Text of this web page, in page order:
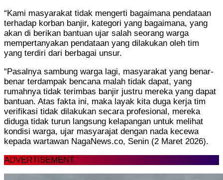
“Kami masyarakat tidak mengerti bagaimana pendataan
terhadap korban banjir, kategori yang bagaimana, yang
akan di berikan bantuan ujar salah seorang warga
mempertanyakan pendataan yang dilakukan oleh tim
yang terdiri dari berbagai unsur.
“Pasalnya sambung warga lagi, masyarakat yang benar-
benar terdampak bencana malah tidak dapat, yang
rumahnya tidak terimbas banjir justru mereka yang dapat
bantuan. Atas fakta ini, maka layak kita duga kerja tim
verifikasi tidak dilakukan secara profesional, mereka
diduga tidak turun langsung kelapangan untuk melihat
kondisi warga, ujar masyarajat dengan nada kecewa
kepada wartawan NagaNews.co, Senin (2 Maret 2026).
ADVERTISEMENT